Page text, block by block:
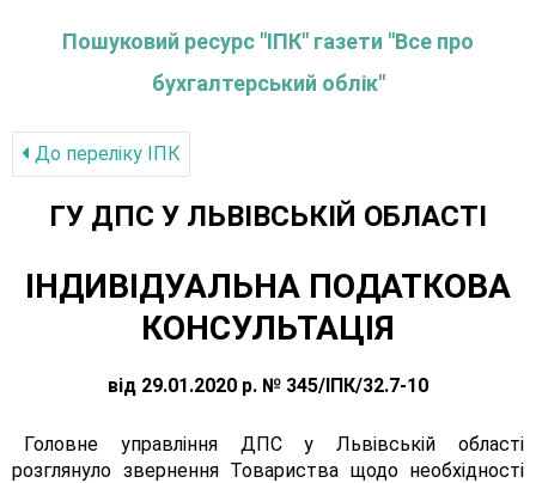
Пошуковий ресурс "ІПК" газети "Все про
бухгалтерський облік"
До переліку IПК
ГУ ДПС У ЛЬВІВСЬКІЙ ОБЛАСТІ
ІНДИВІДУАЛЬНА ПОДАТКОВА
КОНСУЛЬТАЦІЯ
від 29.01.2020 р. № 345/ІПК/32.7-10
Головне управління ДПС у Львівській області
розглянуло звернення Товариства щодо необхідності